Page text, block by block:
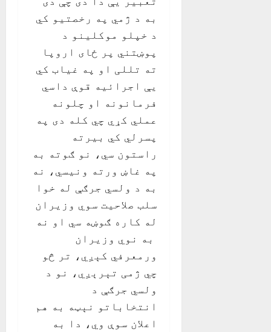
به د ژمي په رخصتيو کي
د خپلو موکلينو د
پوښتني پر ځای اروپا
ته تللی او په غياب کي
يې اجرائيه قوې داسي
فرمانونه او چلونه
عملي کړي چي کله دی په
پسرلي کي بيرته
راستون سي، نو ګوته به
په غاښ ورته ونيسي، نه
به د ولسي جرګې له خوا
سلب صلاحيت سوي وزيران
له کاره ګوښه سي او نه
به نوي وزيران
ورمعرفي کېږي، تر څو
چي ژمی تېرېږي، نو د
ولسي جرګې د
انتخاباتو نېټه به هم
اعلان سوې وي، دا به